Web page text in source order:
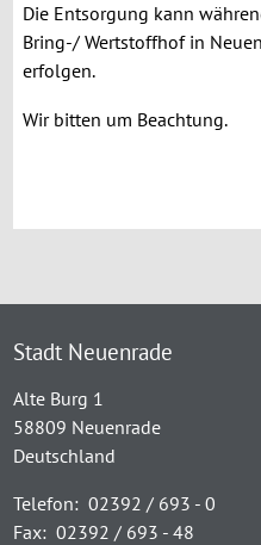
Die Entsorgung kann
Bring-/ Wertstoffhof in
erfolgen.
Wir bitten um Beachtung.
Stadt Neuenrade
Alte Burg 1
58809 Neuenrade
Deutschland
Telefon: 02392 / 693 - 0
Fax: 02392 / 693 - 48